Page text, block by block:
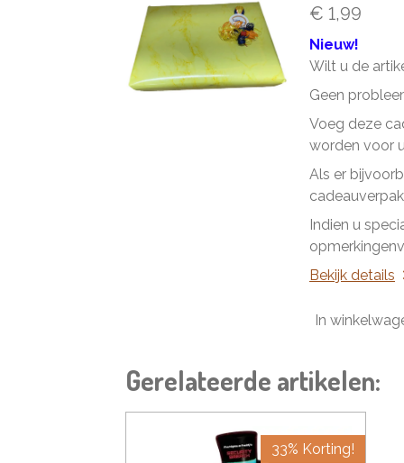
€ 1,99
Nieuw!
Wilt u de
Geen
Voeg deze
worden voor
Als er
Indien u
Bekijk details
In
Gerelateerde artikelen:
33% Korting!